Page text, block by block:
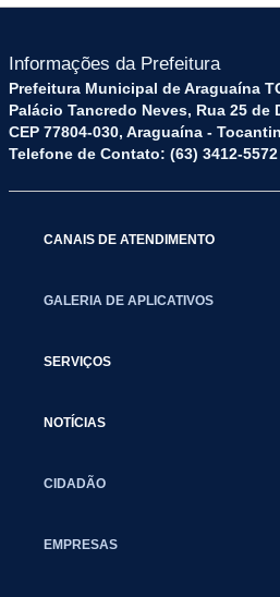
Informações da Prefeitura
Prefeitura Municipal de Araguaína
Palácio Tancredo Neves, Rua 25 de
CEP 77804-030, Araguaína -
Telefone de Contato: (63) 3412-5572
CANAIS DE ATENDIMENTO
GALERIA DE APLICATIVOS
SERVIÇOS
NOTÍCIAS
CIDADÃO
EMPRESAS